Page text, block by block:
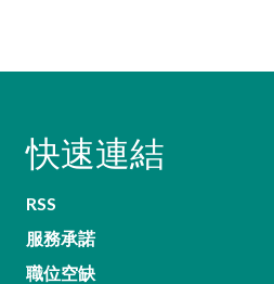
快速連結
RSS
服務承諾
職位空缺